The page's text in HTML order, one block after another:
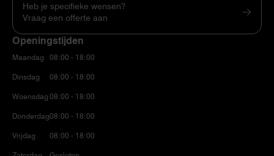
Heb je specifieke wensen?
Vraag een offerte aan
Openingstijden
Maandag
Dinsdag
Woensdag
Donderdag
Vrijdag
08:00 - 18:00
08:00 - 18:00
08:00 - 18:00
08:00 - 18:00
08:00 - 18:00